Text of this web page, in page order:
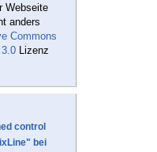
Webseite
anders
Commons
Lizenz
control
bei